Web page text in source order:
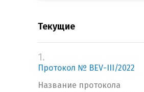
Текущие
1.
Протокол № BEV-III/2022
Название протокола